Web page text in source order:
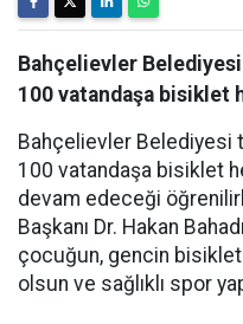
Bahçelievler
100 vatandaşa bisiklet
Bahçelievler Belediyesi
100 vatandaşa bisiklet
devam edeceği
Başkanı Dr. Hakan
çocuğun, gencin
olsun ve sağlıklı spor